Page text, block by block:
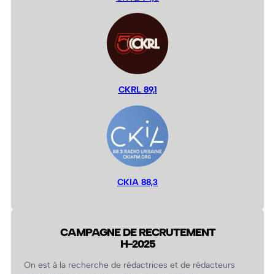
CKRL 89,1
CKIA 88,3
CAMPAGNE DE RECRUTEMENT
H-2025
On est à la recherche de rédactrices et de rédacteurs